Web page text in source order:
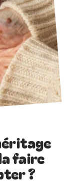
faire
?